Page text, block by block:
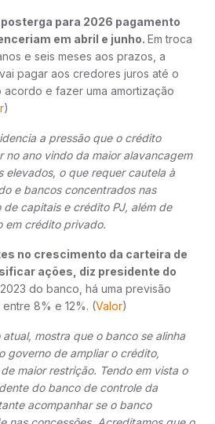
para 2026 pagamento
em abril e junho. Em troca
e seis meses aos prazos, a
pagar aos credores juros até o
e fazer uma amortização
)
a pressão que o crédito
no ano vindo da maior alavancagem
elevados, o que requer cautela à
e bancos concentrados nas
capitais e crédito PJ, além de
em crédito privado.
no crescimento da carteira de
ações, diz presidente do
do banco, há uma previsão
8% e 12%. (Valor)
atual, mostra que o banco se alinha
governo de ampliar o crédito,
maior restrição. Tendo em vista o
do banco de controle da
acompanhar se o banco